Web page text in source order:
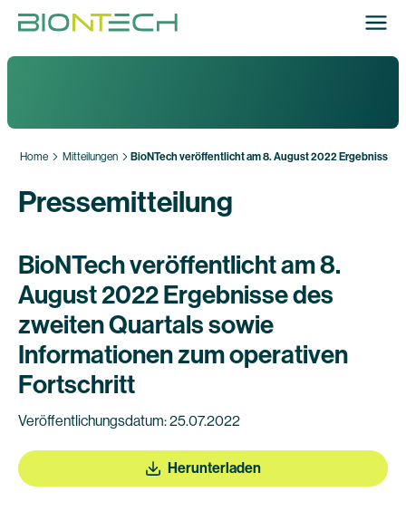
Home Mitteilungen BioNTech veröffentlicht am 8. August 2022 Ergebnisse
Pressemitteilung
BioNTech veröffentlicht am 8.
August 2022 Ergebnisse des
zweiten Quartals sowie
Informationen zum operativen
Fortschritt
Veröffentlichungsdatum: 25.07.2022
Herunterladen